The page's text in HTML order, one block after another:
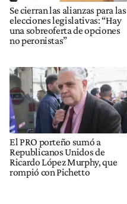
Se cierran las alianzas para las
elecciones legislativas: “Hay
una sobreoferta de opciones
no peronistas”
El PRO porteño sumó a
Republicanos Unidos de
Ricardo López Murphy, que
rompió con Pichetto